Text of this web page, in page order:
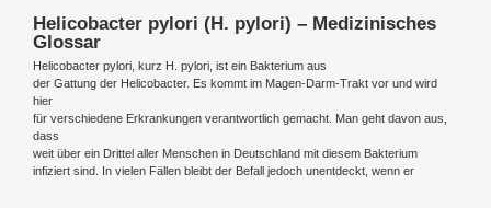
Helicobacter pylori (H. pylori) – Medizinisches
Glossar
Helicobacter pylori, kurz H. pylori, ist ein Bakterium aus
der Gattung der Helicobacter. Es kommt im Magen-Darm-Trakt vor und wird
hier
für verschiedene Erkrankungen verantwortlich gemacht. Man geht davon aus,
dass
weit über ein Drittel aller Menschen in Deutschland mit diesem Bakterium
infiziert sind. In vielen Fällen bleibt der Befall jedoch unentdeckt, wenn er